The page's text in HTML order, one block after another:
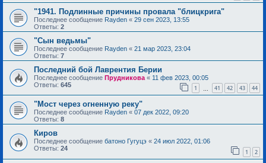
"1941. Подлинные причины провала "блицкрига"
Последнее сообщение Rayden « 29 сен 2023, 13:55
Ответы: 2
"Сын ведьмы"
Последнее сообщение Rayden « 21 мар 2023, 23:04
Ответы: 7
Последний бой Лаврентия Берии
Последнее сообщение Прудникова « 11 фев 2023, 00:05
Ответы: 645 1 41 42 43 44
"Мост через огненную реку"
Последнее сообщение Rayden « 07 дек 2022, 09:20
Ответы: 8
Киров
Последнее сообщение батоно Гугуцэ « 24 июл 2022, 01:06
Ответы: 24 1 2